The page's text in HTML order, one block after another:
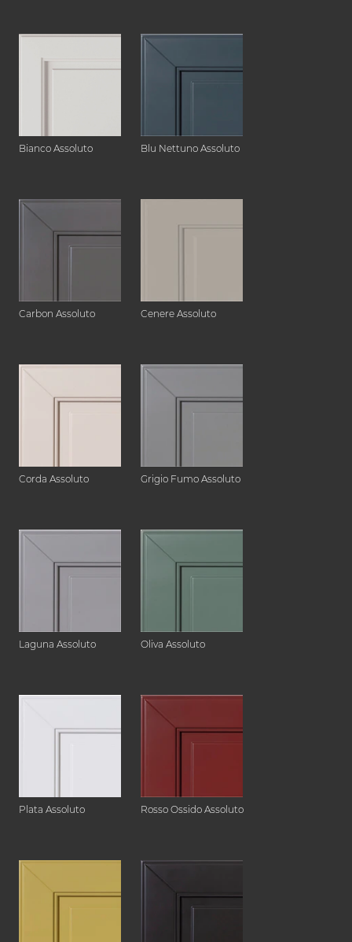
Bianco Assoluto Blu Nettuno Assoluto
Carbon Assoluto Cenere Assoluto
Corda Assoluto Grigio Fumo Assoluto
Laguna Assoluto Oliva Assoluto
Plata Assoluto Rosso Ossido Assoluto